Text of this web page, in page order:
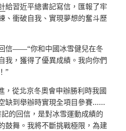
給習近平總書記寫信，匯報了牢
、衝破自我、實現夢想的奮斗歷
信——“你和中國冰雪健兒在冬
我，獲得了優異成績。我向你們
”
，從北京冬奧會申辦勝利時我國
缺到舉辦時實現全項目參賽……
的回信，是對冰雪運動成績的
鼓舞。我將不斷挑戰極限，為建